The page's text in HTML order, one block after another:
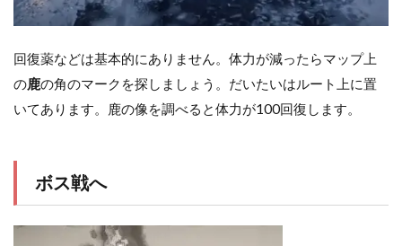
回復薬などは基本的にありません。体力が減ったらマップ上
の鹿の角のマークを探しましょう。だいたいはルート上に置
いてあります。鹿の像を調べると体力が100回復します。
ボス戦へ